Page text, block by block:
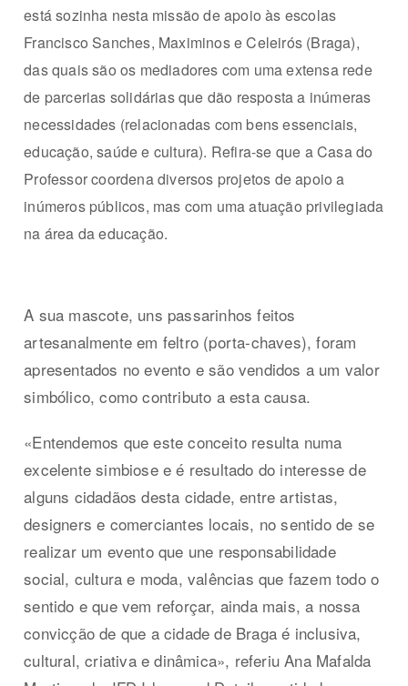
está sozinha nesta missão de apoio às escolas
Francisco Sanches, Maximinos e Celeirós (Braga),
das quais são os mediadores com uma extensa rede
de parcerias solidárias que dão resposta a inúmeras
necessidades (relacionadas com bens essenciais,
educação, saúde e cultura). Refira-se que a Casa do
Professor coordena diversos projetos de apoio a
inúmeros públicos, mas com uma atuação privilegiada
na área da educação.
A sua mascote, uns passarinhos feitos
artesanalmente em feltro (porta-chaves), foram
apresentados no evento e são vendidos a um valor
simbólico, como contributo a esta causa.
«Entendemos que este conceito resulta numa
excelente simbiose e é resultado do interesse de
alguns cidadãos desta cidade, entre artistas,
designers e comerciantes locais, no sentido de se
realizar um evento que une responsabilidade
social, cultura e moda, valências que fazem todo o
sentido e que vem reforçar, ainda mais, a nossa
convicção de que a cidade de Braga é inclusiva,
cultural, criativa e dinâmica», referiu Ana Mafalda